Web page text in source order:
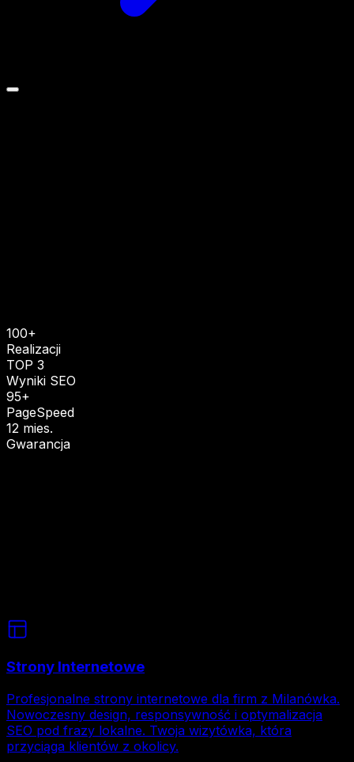
Bezpłatna wycena w 24h
100+
Realizacji
TOP 3
Wyniki SEO
95+
PageSpeed
12 mies.
Gwarancja
Strony Internetowe
Profesjonalne strony internetowe dla firm z Milanówka.
Nowoczesny design, responsywność i optymalizacja
SEO pod frazy lokalne. Twoja wizytówka, która
przyciąga klientów z okolicy.